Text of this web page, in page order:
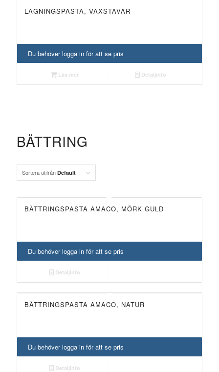
LAGNINGSPASTA, VAXSTAVAR
Du behöver logga in för att se pris
Läs mer Detaljinfo
BÄTTRING
Sortera utifrån Default
BÄTTRINGSPASTA AMACO, MÖRK GULD
Du behöver logga in för att se pris
Detaljinfo
BÄTTRINGSPASTA AMACO, NATUR
Du behöver logga in för att se pris
Detaljinfo